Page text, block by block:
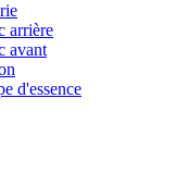
arrière
avant
d'essence